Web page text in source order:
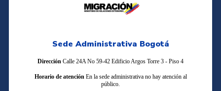
Sede Administrativa Bogotá
Dirección Calle 24A No 59-42 Edificio Argos Torre 3 - Piso 4
Horario de atención En la sede administrativa no hay atención al
público.